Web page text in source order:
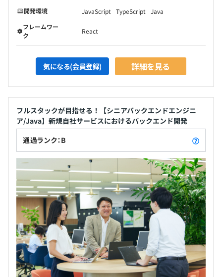
開発環境
JavaScript TypeScript
Java
フレームワー
ク
React
気になる(会員登録) 詳細を見る
フルスタックが目指せる！【シニアバックエンドエンジニ
ア/Java】新規自社サービスにおけるバックエンド開発
通過ランク：B